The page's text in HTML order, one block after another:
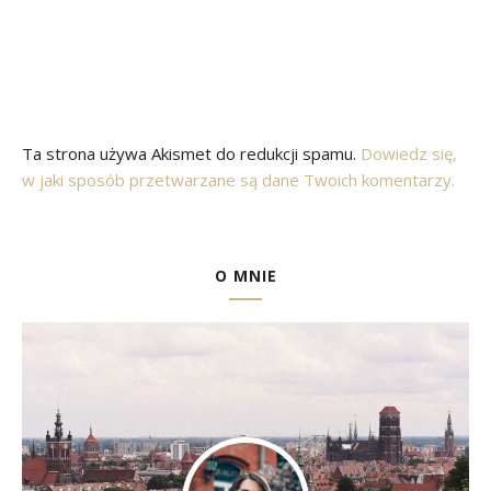
Ta strona używa Akismet do redukcji spamu. Dowiedz się,
w jaki sposób przetwarzane są dane Twoich komentarzy.
O MNIE